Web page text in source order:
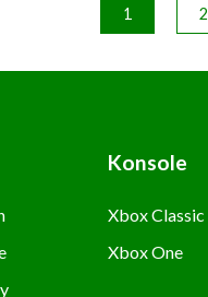
1 2
Konsole
Xbox Classic
Xbox One